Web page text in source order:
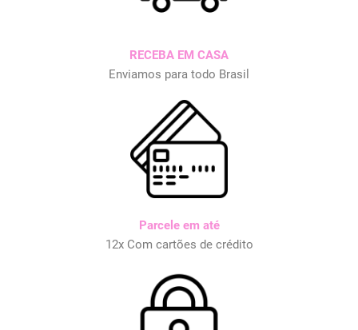
RECEBA EM CASA
Enviamos para todo Brasil
Parcele em até
12x Com cartões de crédito